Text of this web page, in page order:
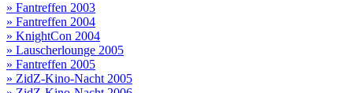
» Fantreffen 2003
» Fantreffen 2004
» KnightCon 2004
» Lauscherlounge 2005
» Fantreffen 2005
» ZidZ-Kino-Nacht 2005